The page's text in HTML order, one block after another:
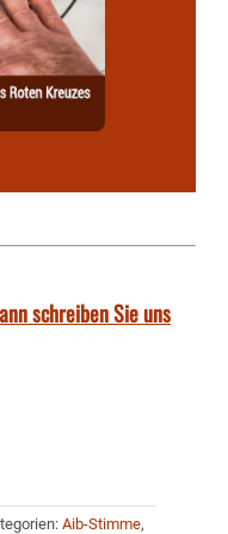
schreiben Sie uns
Aib-Stimme,